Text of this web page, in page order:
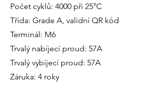
Počet cyklů: 4000 při 25°C
Třída: Grade A, validní QR kód
Terminál: M6
Trvalý nabíjecí proud: 57A
Trvalý vybíjecí proud: 57A
Záruka: 4 roky